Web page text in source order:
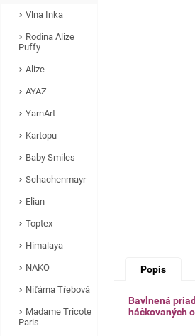
Vlna Inka
Rodina Alize
Puffy
Alize
AYAZ
YarnArt
Kartopu
Baby Smiles
Schachenmayr
Elian
Toptex
Himalaya
NAKO
Niťárna Třebová
Madame Tricote
Paris
Popis
Bavlnená
háčkovaných